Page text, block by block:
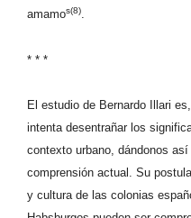
amamos(8).
* * *
El estudio de Bernardo Illari
intenta desentrañar los
contexto urbano, dándonos
comprensión actual. Su
y cultura de las colonias